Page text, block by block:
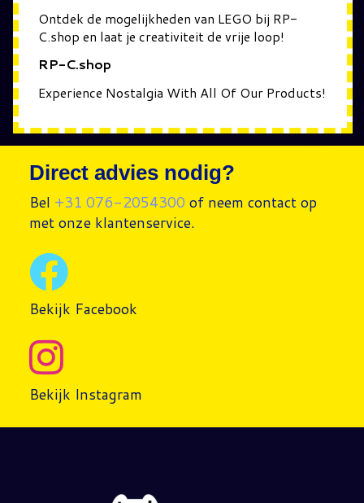
Ontdek de mogelijkheden van LEGO bij RP-
C.shop en laat je creativiteit de vrije loop!
RP-C.shop
Experience Nostalgia With All Of Our Products!
Direct advies nodig?
Bel +31 076-2054300 of neem contact op
met onze klantenservice.
Bekijk Facebook
Bekijk Instagram